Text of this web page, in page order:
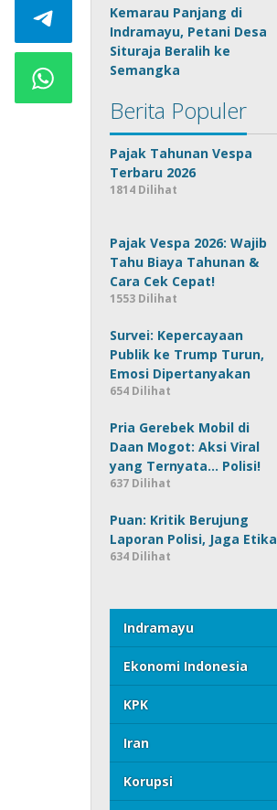
Kemarau Panjang di
Indramayu, Petani Desa
Situraja Beralih ke
Semangka
Berita Populer
Pajak Tahunan Vespa
Terbaru 2026
1814 Dilihat
Pajak Vespa 2026: Wajib
Tahu Biaya Tahunan &
Cara Cek Cepat!
1553 Dilihat
Survei: Kepercayaan
Publik ke Trump Turun,
Emosi Dipertanyakan
654 Dilihat
Pria Gerebek Mobil di
Daan Mogot: Aksi Viral
yang Ternyata… Polisi!
637 Dilihat
Puan: Kritik Berujung
Laporan Polisi, Jaga Etika
634 Dilihat
Indramayu
Ekonomi Indonesia
KPK
Iran
Korupsi